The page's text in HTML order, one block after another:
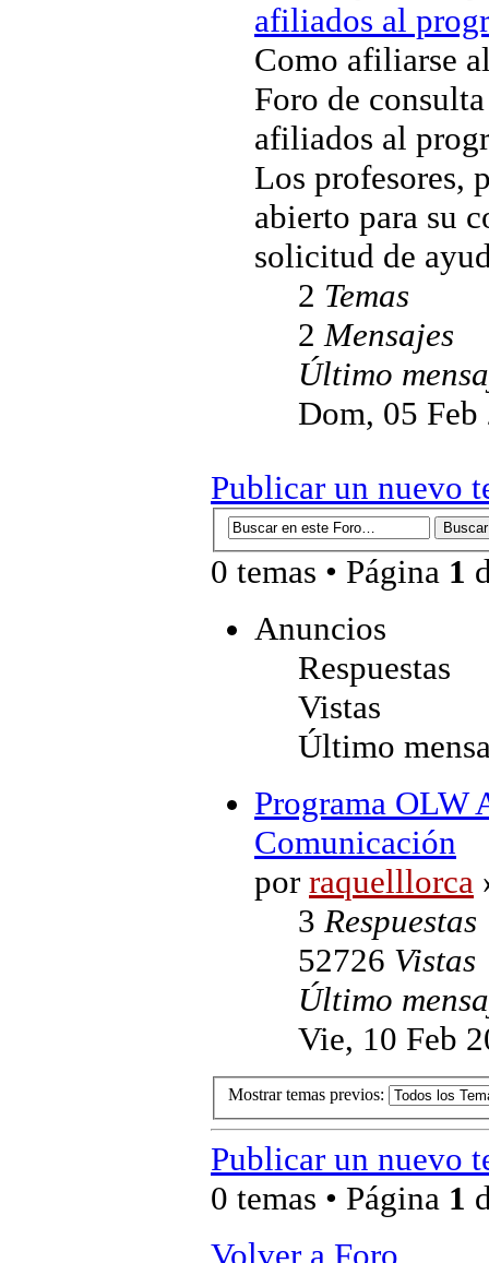
afiliados al
Como afiliarse
Foro de
afiliados al
Los profesores,
abierto para su
solicitud de
2 Temas
2Mensajes
Último
Dom, 05
Publicar un nuevo
0 temas • Página 1
Anuncios
Respuestas
Vistas
Último
Programa OLW
Comunicación
por raquelllorca
3 Respuestas
52726 Vistas
Último
Vie, 10 Feb
Mostrar temas previos:
Publicar un nuevo
0 temas • Página 1
Volver a Foro